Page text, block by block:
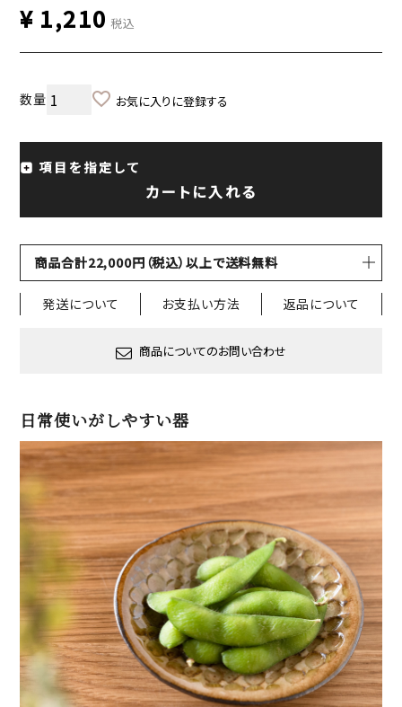
¥ 1,210 税込
お気に入りに登録する
項目を指定して
カートに入れる
商品合計22,000円（税込）以上で送料無料
発送について お支払い方法 返品について
商品についてのお問い合わせ
日常使いがしやすい器